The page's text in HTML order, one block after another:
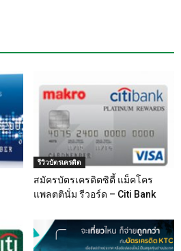
รีวิวบัตรเครดิต
สมัครบัตรเครดิตซิตี้ แม็คโคร
แพลตตินั่ม รีวอร์ด – Citi Bank